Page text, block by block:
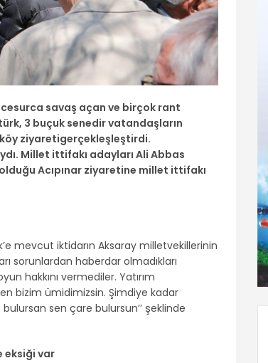
cesurca savaş açan ve birçok rant
3 buçuk senedir vatandaşların
köy ziyaretigerçekleşleştirdi.
Millet ittifakı adayları Ali Abbas
Acıpınar ziyaretine millet ittifakı
mevcut iktidarın Aksaray milletvekillerinin
sorunlardan haberdar olmadıkları
hakkını vermediler. Yatırım
bizim ümidimizsin. Şimdiye kadar
sen çare bulursun’’ şeklinde
eksiği var